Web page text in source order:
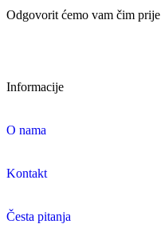
Odgovorit ćemo vam čim prije
Informacije
O nama
Kontakt
Česta pitanja